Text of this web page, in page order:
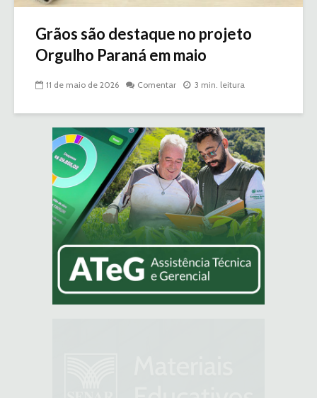
Grãos são destaque no projeto
Orgulho Paraná em maio
11 de maio de 2026 Comentar 3 min. leitura